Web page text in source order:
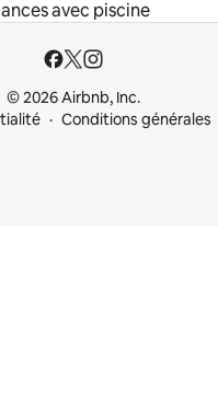
avec piscine
© 2026 Airbnb, Inc.
Conditions générales